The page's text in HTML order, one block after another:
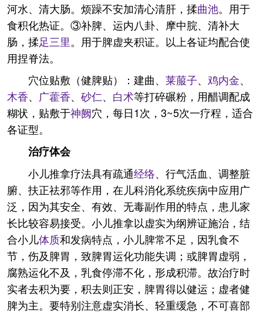
河水、清大肠。烦躁不安加清心清肝，揉曲池。用于
食积化热证。③补脾、运内八卦、摩中脘、清补大
肠，揉足三里。用于脾虚夹积证。以上各证均配合使
用捏脊法。
穴位贴敷（健脾贴）：建曲、 莱菔子、 鸡内金、
木香、 广藿香、 砂仁、 白术等打碎碾粉，用醋调配成
糊状，贴敷于神阙穴，每日1次，3~5次一疗程，适合
各证型。
治疗体会
小儿推拿疗法具有疏通经络、行气活血、调整脏
腑、扶正祛邪等作用，在儿科消化系统疾病中应用广
泛，因为其安全、有效、无毒副作用的特点，患儿家
长比较容易接受。小儿推拿以虚实为纲辨证施治，结
合小儿体质和发病特点，小儿脾常不足，因乳食不
节，伤及脾胃，致脾胃运化功能失调；或脾胃虚弱，
腐熟运化不及，乳食停滞不化，形成积滞。故治疗时
实者去积为要，积去则正安，脾胃得以健运；虚者健
脾为主。要特别注意虚实消长、轻重缓急，不可喜部